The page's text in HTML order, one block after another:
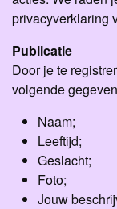
privacyverklaring
Publicatie
Door je te
volgende
Naam;
Leeftijd;
Geslacht;
Foto;
Jouw